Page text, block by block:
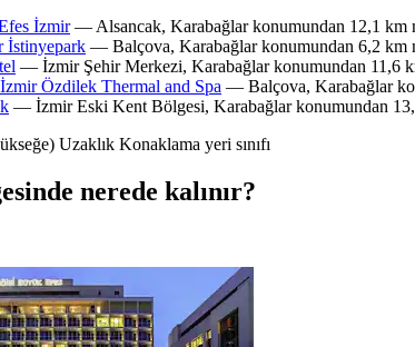
İzmir— Alsancak, Karabağlar konumundan 12,1 km
İstinyepark — Balçova, Karabağlar konumundan 6,2 km
— İzmir Şehir Merkezi, Karabağlar konumundan 11,6
Özdilek Thermal and Spa — Balçova, Karabağlar
— İzmir Eski Kent Bölgesi, Karabağlar konumundan
Uzaklık Konaklama yeri sınıfı
nerede kalınır?